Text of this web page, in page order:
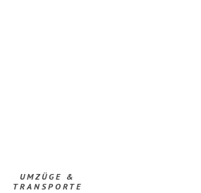
UMZÜGE &
TRANSPORTE